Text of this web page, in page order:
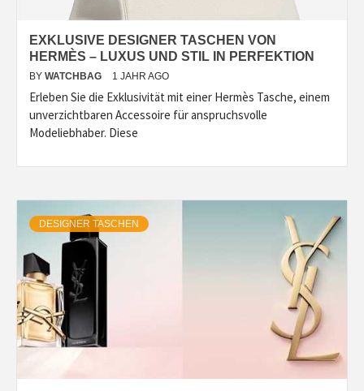
EXKLUSIVE DESIGNER TASCHEN VON
HERMÈS – LUXUS UND STIL IN PERFEKTION
BY WATCHBAG 1 JAHR AGO
Erleben Sie die Exklusivität mit einer Hermès Tasche, einem
unverzichtbaren Accessoire für anspruchsvolle
Modeliebhaber. Diese
DESIGNER TASCHEN